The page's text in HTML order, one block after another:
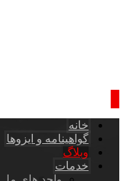
خانه
گواهینامه و ایزوها
وبلاگ
خدمات